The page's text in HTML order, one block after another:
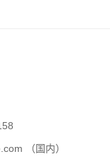
（国内）